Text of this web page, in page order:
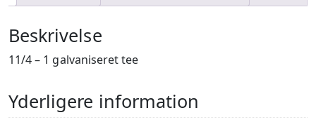
Beskrivelse
11/4 – 1 galvaniseret tee
Yderligere information